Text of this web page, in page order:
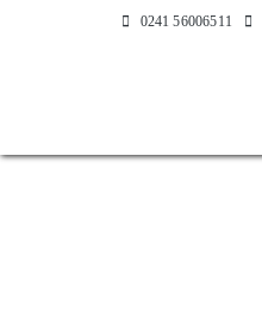
0241 56006511